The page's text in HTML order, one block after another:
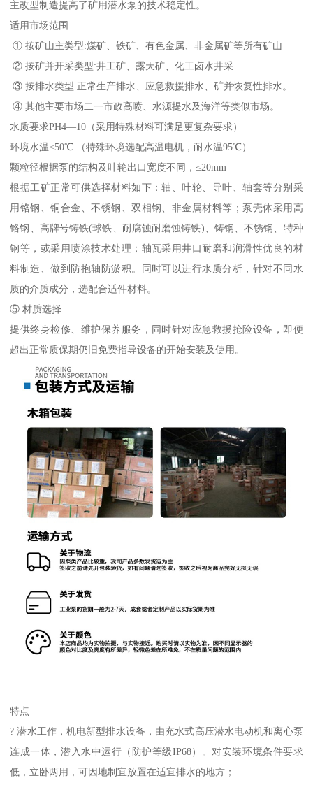
主改型制造提高了矿用潜水泵的技术稳定性。
适用市场范围
① 按矿山主类型:煤矿、铁矿、有色金属、非金属矿等所有矿山
② 按矿并开采类型:井工矿、露天矿、化工卤水井采
③ 按排水类型:正常生产排水、应急救援排水、矿并恢复性排水。
④ 其他主要市场二一市政高喷、水源提水及海洋等类似市场。
水质要求PH4—10（采用特殊材料可满足更复杂要求）
环境水温≤50℃ （特殊环境选配高温电机，耐水温95℃）
颗粒径根据泵的结构及叶轮出口宽度不同，≤20mm
根据工矿正常可供选择材料如下：轴、叶轮、导叶、轴套等分别采
用铬钢、铜合金、不锈钢、双相钢、非金属材料等；泵壳体采用高
铬钢、高牌号铸铁(球铁、耐腐蚀耐磨蚀铸铁)、铸钢、不锈钢、特种
钢等，或采用喷涂技术处理；轴瓦采用井口耐磨和润滑性优良的材
料制造、做到防抱轴防淤积。同时可以进行水质分析，针对不同水
质的介质成分，选配合适件材料。
⑤ 材质选择
提供终身检修、维护保养服务，同时针对应急救援抢险设备，即便
超出正常质保期仍旧免费指导设备的开始安装及使用。
特点
? 潜水工作，机电新型排水设备，由充水式高压潜水电动机和离心泵
连成一体，潜入水中运行（防护等级IP68）。对安装环境条件要求
低，立卧两用，可因地制宜放置在适宜排水的地方；